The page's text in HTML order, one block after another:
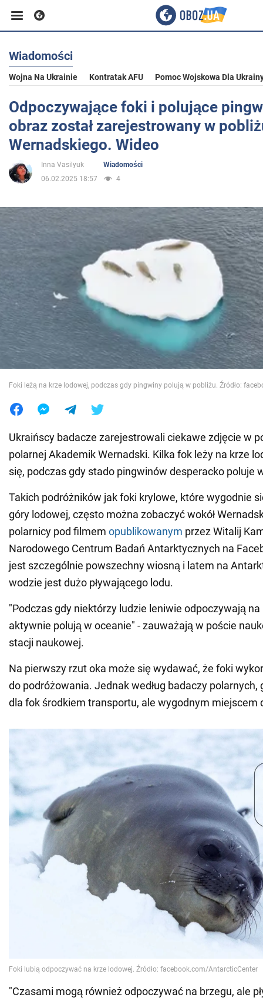
Biznes
Sport
Rozrywka
Życie
Polityka
Społeczeństwo
Wojna na Ukrainie
Świat
Jedzenie
Wiadomości
Wojna Na Ukrainie Kontratak AFU Pomoc Wojskowa Dla
Odpoczywające foki i polujące
obraz został zarejestrowany w
Wernadskiego. Wideo
Inna Vasilyuk
Wiadomości
06.02.2025 18:57
4
Foki leżą na krze lodowej, podczas gdy pingwiny polują w pobliżu. Źródło:
Ukraińscy badacze zarejestrowali ciekawe zdjęcie w
polarnej Akademik Wernadski. Kilka fok leży na krze
się, podczas gdy stado pingwinów desperacko poluje
Takich podróżników jak foki krylowe, które wygodnie
góry lodowej, często można zobaczyć wokół
polarnicy pod filmem opublikowanym przez Witalij
Narodowego Centrum Badań Antarktycznych na
jest szczególnie powszechny wiosną i latem na
wodzie jest dużo pływającego lodu.
"Podczas gdy niektórzy ludzie leniwie odpoczywają
aktywnie polują w oceanie" - zauważają w poście
stacji naukowej.
Na pierwszy rzut oka może się wydawać, że foki
do podróżowania. Jednak według badaczy polarnych,
dla fok środkiem transportu, ale wygodnym miejscem
"Czasami mogą również odpoczywać na brzegu, ale